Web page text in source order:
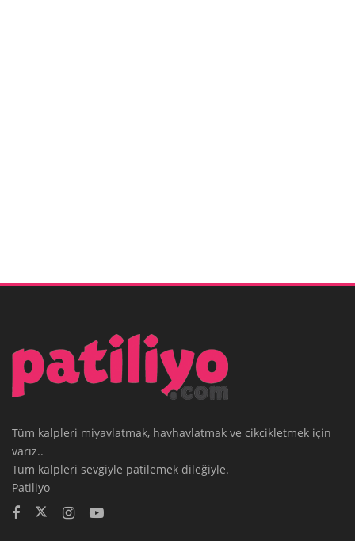
Tüm kalpleri miyavlatmak, havhavlatmak ve cikcikletmek için
varız..
Tüm kalpleri sevgiyle patilemek dileğiyle.
Patiliyo